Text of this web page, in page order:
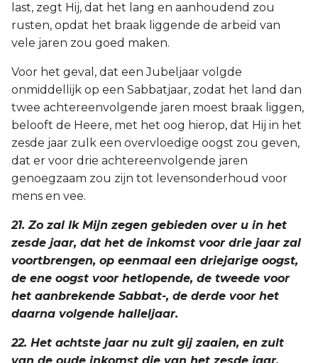
last, zegt Hij, dat het lang en aanhoudend zou
rusten, opdat het braak liggende de arbeid van
vele jaren zou goed maken.
Voor het geval, dat een Jubeljaar volgde
onmiddellijk op een Sabbatjaar, zodat het land dan
twee achtereenvolgende jaren moest braak liggen,
belooft de Heere, met het oog hierop, dat Hij in het
zesde jaar zulk een overvloedige oogst zou geven,
dat er voor drie achtereenvolgende jaren
genoegzaam zou zijn tot levensonderhoud voor
mens en vee.
21. Zo zal Ik Mijn zegen gebieden over u in het
zesde jaar, dat het de inkomst voor drie jaar zal
voortbrengen, op eenmaal een driejarige oogst,
de ene oogst voor hetlopende, de tweede voor
het aanbrekende Sabbat-, de derde voor het
daarna volgende halleljaar.
22. Het achtste jaar nu zult gij zaaien, en zult